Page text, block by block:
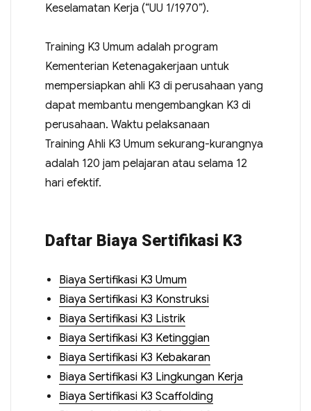
Keselamatan Kerja (“UU 1/1970”).
Training K3 Umum adalah program
Kementerian Ketenagakerjaan untuk
mempersiapkan ahli K3 di perusahaan yang
dapat membantu mengembangkan K3 di
perusahaan. Waktu pelaksanaan
Training Ahli K3 Umum sekurang-kurangnya
adalah 120 jam pelajaran atau selama 12
hari efektif.
Daftar Biaya Sertifikasi K3
Biaya Sertifikasi K3 Umum
Biaya Sertifikasi K3 Konstruksi
Biaya Sertifikasi K3 Listrik
Biaya Sertifikasi K3 Ketinggian
Biaya Sertifikasi K3 Kebakaran
Biaya Sertifikasi K3 Lingkungan Kerja
Biaya Sertifikasi K3 Scaffolding